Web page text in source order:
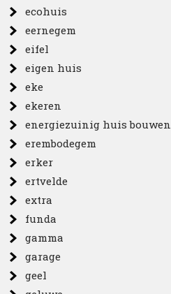
ecohuis
eernegem
eifel
eigen huis
eke
ekeren
energiezuinig huis bouwen
erembodegem
erker
ertvelde
extra
funda
gamma
garage
geel